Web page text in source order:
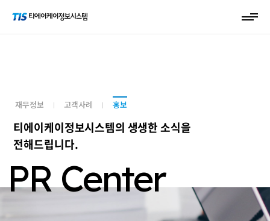
재무정보 고객사례 홍보
티에이케이정보시스템의 생생한 소식을
전해드립니다.
PR Center